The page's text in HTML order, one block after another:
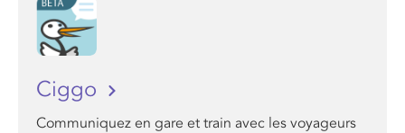
Ciggo
Communiquez en gare et train avec les voyageurs